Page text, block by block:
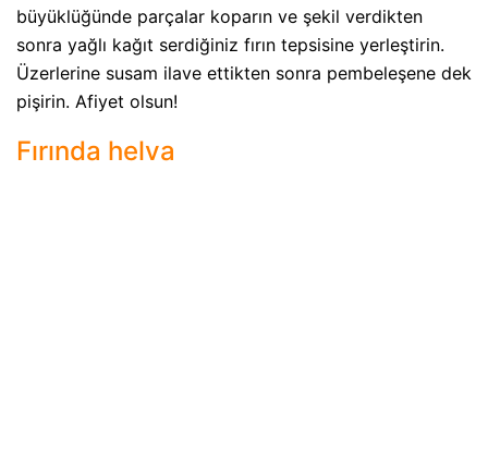
büyüklüğünde parçalar koparın ve şekil verdikten
sonra yağlı kağıt serdiğiniz fırın tepsisine yerleştirin.
Üzerlerine susam ilave ettikten sonra pembeleşene dek
pişirin. Afiyet olsun!
Fırında helva